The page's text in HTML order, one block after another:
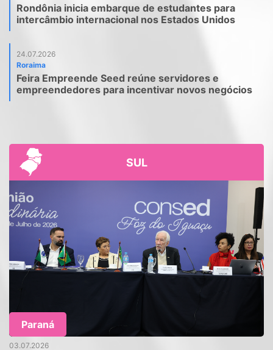
Rondônia inicia embarque de estudantes para
intercâmbio internacional nos Estados Unidos
24.07.2026
Roraima
Feira Empreende Seed reúne servidores e
empreendedores para incentivar novos negócios
SUL
Paraná
03.07.2026